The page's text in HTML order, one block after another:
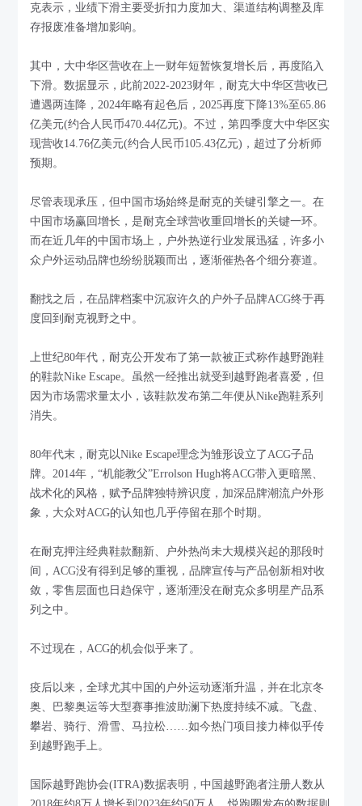
克表示，业绩下滑主要受折扣力度加大、渠道结构调整及库
存报废准备增加影响。
其中，大中华区营收在上一财年短暂恢复增长后，再度陷入
下滑。数据显示，此前2022-2023财年，耐克大中华区营收已
遭遇两连降，2024年略有起色后，2025再度下降13%至65.86
亿美元(约合人民币470.44亿元)。不过，第四季度大中华区实
现营收14.76亿美元(约合人民币105.43亿元)，超过了分析师
预期。
尽管表现承压，但中国市场始终是耐克的关键引擎之一。在
中国市场赢回增长，是耐克全球营收重回增长的关键一环。
而在近几年的中国市场上，户外热逆行业发展迅猛，许多小
众户外运动品牌也纷纷脱颖而出，逐渐催热各个细分赛道。
翻找之后，在品牌档案中沉寂许久的户外子品牌ACG终于再
度回到耐克视野之中。
上世纪80年代，耐克公开发布了第一款被正式称作越野跑鞋
的鞋款Nike Escape。虽然一经推出就受到越野跑者喜爱，但
因为市场需求量太小，该鞋款发布第二年便从Nike跑鞋系列
消失。
80年代末，耐克以Nike Escape理念为雏形设立了ACG子品
牌。2014年，“机能教父”Errolson Hugh将ACG带入更暗黑、
战术化的风格，赋予品牌独特辨识度，加深品牌潮流户外形
象，大众对ACG的认知也几乎停留在那个时期。
在耐克押注经典鞋款翻新、户外热尚未大规模兴起的那段时
间，ACG没有得到足够的重视，品牌宣传与产品创新相对收
敛，零售层面也日趋保守，逐渐湮没在耐克众多明星产品系
列之中。
不过现在，ACG的机会似乎来了。
疫后以来，全球尤其中国的户外运动逐渐升温，并在北京冬
奥、巴黎奥运等大型赛事推波助澜下热度持续不减。飞盘、
攀岩、骑行、滑雪、马拉松……如今热门项目接力棒似乎传
到越野跑手上。
国际越野跑协会(ITRA)数据表明，中国越野跑者注册人数从